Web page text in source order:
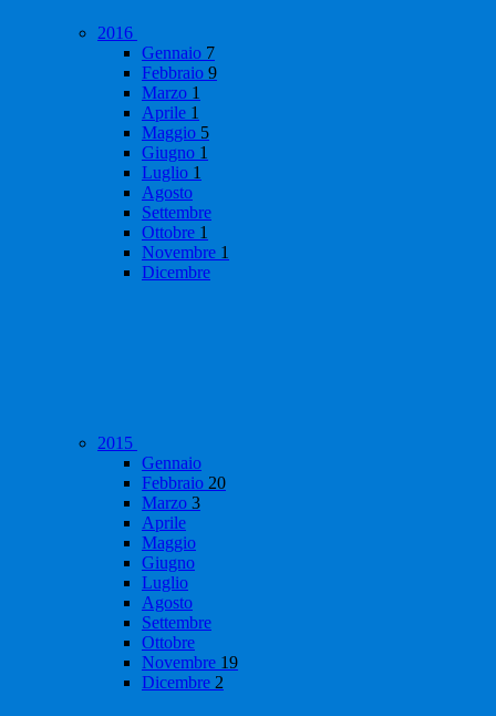
2016
Gennaio 7
Febbraio 9
Marzo 1
Aprile 1
Maggio 5
Giugno 1
Luglio 1
Agosto
Settembre
Ottobre 1
Novembre 1
Dicembre
2015
Gennaio
Febbraio 20
Marzo 3
Aprile
Maggio
Giugno
Luglio
Agosto
Settembre
Ottobre
Novembre 19
Dicembre 2